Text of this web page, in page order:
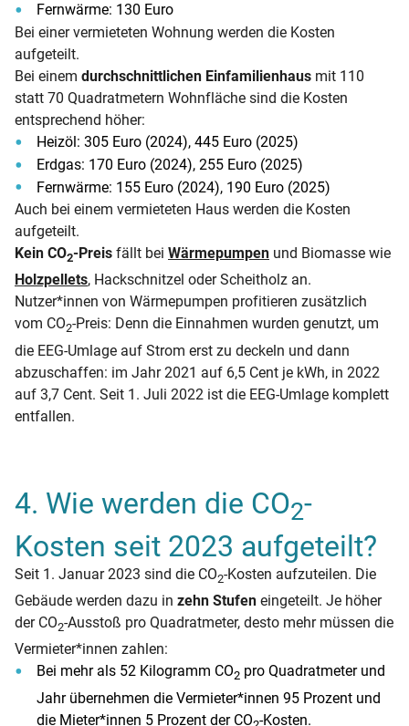
Fernwärme: 130 Euro
Bei einer vermieteten Wohnung werden die Kosten
aufgeteilt.
Bei einem durchschnittlichen Einfamilienhaus mit 110
statt 70 Quadratmetern Wohnfläche sind die Kosten
entsprechend höher:
Heizöl: 305 Euro (2024), 445 Euro (2025)
Erdgas: 170 Euro (2024), 255 Euro (2025)
Fernwärme: 155 Euro (2024), 190 Euro (2025)
Auch bei einem vermieteten Haus werden die Kosten
aufgeteilt.
Kein CO2-Preis fällt bei Wärmepumpen und Biomasse wie
Holzpellets, Hackschnitzel oder Scheitholz an.
Nutzer*innen von Wärmepumpen profitieren zusätzlich
vom CO2-Preis: Denn die Einnahmen wurden genutzt, um
die EEG-Umlage auf Strom erst zu deckeln und dann
abzuschaffen: im Jahr 2021 auf 6,5 Cent je kWh, in 2022
auf 3,7 Cent. Seit 1. Juli 2022 ist die EEG-Umlage komplett
entfallen.
4. Wie werden die CO2-
Kosten seit 2023 aufgeteilt?
Seit 1. Januar 2023 sind die CO2-Kosten aufzuteilen. Die
Gebäude werden dazu in zehn Stufen eingeteilt. Je höher
der CO2-Ausstoß pro Quadratmeter, desto mehr müssen die
Vermieter*innen zahlen:
Bei mehr als 52 Kilogramm CO2 pro Quadratmeter und
Jahr übernehmen die Vermieter*innen 95 Prozent und
die Mieter*innen 5 Prozent der CO -Kosten.